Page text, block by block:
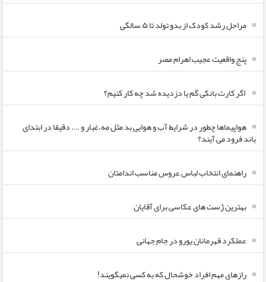
مراحل رشد کودک از بدو تولد تا ۵ سالگی
پنج واقعیت عجیب اهرام مصر
اگر کارت بانکی گم یا دزدیده شد چه کار کنیم؟
هواپیماها چطور در شرایط آب و هوایی بد مثل مه،غبار و …. دقیقا در ابتدای
باند فرود می آیند؟
راهنمای انتخاب لباس عروس مناسب اندامتان
بهترین ژست های عکاسی برای آقایان
عملکرد قهرمانان یورو در جام جهانی
رازهای مهم افراد خوشحال که به کسی نمیگویند!